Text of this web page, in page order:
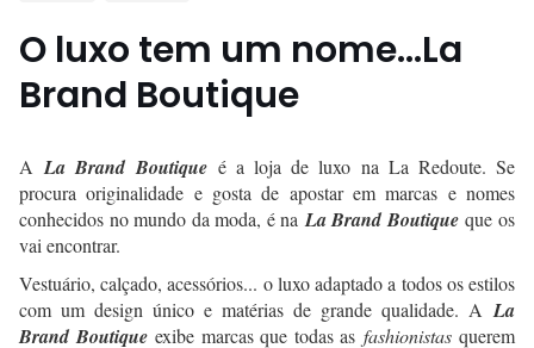
O luxo tem um nome...La
Brand Boutique
ALa Brand Boutiqueé a loja de luxo na La Redoute. Se
procura originalidade e gosta de apostar em marcas e nomes
conhecidos no mundo da moda, é na La Brand Boutiqueque os
vai encontrar.
Vestuário, calçado, acessórios... o luxo adaptado a todos os estilos
com um design único e matérias de grande qualidade. ALa
Brand Boutiqueexibe marcas que todas as fashionistasquerem